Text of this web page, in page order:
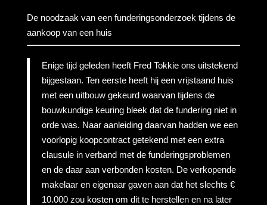
De noodzaak van een funderingsonderzoek tijdens de
aankoop van een huis
Enige tijd geleden heeft Fred Tokkie ons uitstekend
bijgestaan. Ten eerste heeft hij een vrijstaand huis
met een uitbouw gekeurd waarvan tijdens de
bouwkundige keuring bleek dat de fundering niet in
orde was. Naar aanleiding daarvan hadden we een
voorlopig koopcontract getekend met een extra
clausule in verband met de funderingsproblemen
en de daar aan verbonden kosten. De verkopende
makelaar en eigenaar gaven aan dat het slechts €
10.000 zou kosten om dit te herstellen en na later